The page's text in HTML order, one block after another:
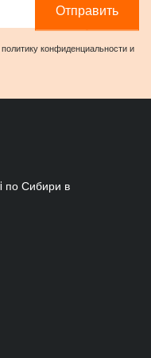
Отправить
политику конфиденциальностии
по Сибири в